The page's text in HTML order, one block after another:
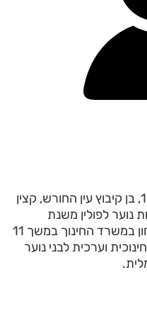
איל פרידמן־מירב, יליד שנת 1964, בן קיבוץ עין החורש, קצין
נוער לפולין משנת
2008. שימש כמנהל אגף הביטחון במשרד החינוך במשך 11
וערכית לבני נוער